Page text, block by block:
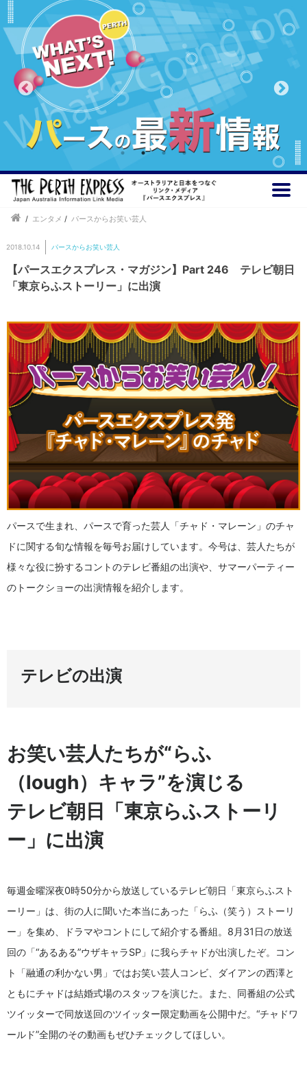
/ エンタメ / パースからお笑い芸人
2018.10.14 パースからお笑い芸人
【パースエクスプレス・マガジン】Part 246 テレビ朝日
「東京らふストーリー」に出演
パースで生まれ、パースで育った芸人「チャド・マレーン」のチャ
ドに関する旬な情報を毎号お届けしています。今号は、芸人たちが
様々な役に扮するコントのテレビ番組の出演や、サマーパーティー
のトークショーの出演情報を紹介します。
テレビの出演
お笑い芸人たちが“らふ
（lough）キャラ”を演じる
テレビ朝日「東京らふストーリ
ー」に出演
毎週金曜深夜0時50分から放送しているテレビ朝日「東京らふスト
ーリー」は、街の人に聞いた本当にあった「らふ（笑う）ストーリ
ー」を集め、ドラマやコントにして紹介する番組。8月31日の放送
回の「“あるある”ウザキャラSP」に我らチャドが出演したぞ。コン
ト「融通の利かない男」ではお笑い芸人コンビ、ダイアンの西澤と
ともにチャドは結婚式場のスタッフを演じた。また、同番組の公式
ツイッターで同放送回のツイッター限定動画を公開中だ。“チャドワ
ールド”全開のその動画もぜひチェックしてほしい。